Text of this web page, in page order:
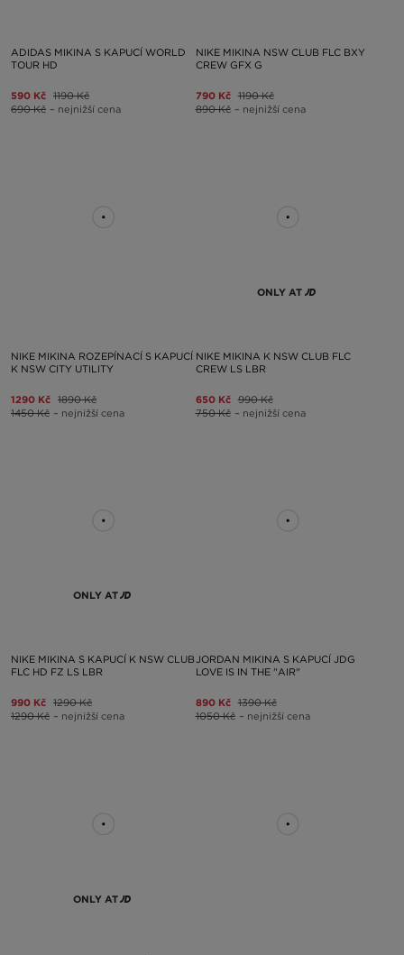
ADIDAS MIKINA S KAPUCÍ WORLD
TOUR HD
590 Kč 1190 Kč
690 Kč – nejnižší cena
NIKE MIKINA NSW CLUB FLC BXY
CREW GFX G
790 Kč 1190 Kč
890 Kč – nejnižší cena
NIKE MIKINA ROZEPÍNACÍ S KAPUCÍ
K NSW CITY UTILITY
1290 Kč 1890 Kč
1450 Kč – nejnižší cena
ONLY AT
NIKE MIKINA K NSW CLUB FLC
CREW LS LBR
650 Kč 990 Kč
750 Kč – nejnižší cena
ONLY AT
NIKE MIKINA S KAPUCÍ K NSW CLUB
FLC HD FZ LS LBR
990 Kč 1290 Kč
1290 Kč – nejnižší cena
JORDAN MIKINA S KAPUCÍ JDG
LOVE IS IN THE "AIR"
890 Kč 1390 Kč
1050 Kč – nejnižší cena
ONLY AT